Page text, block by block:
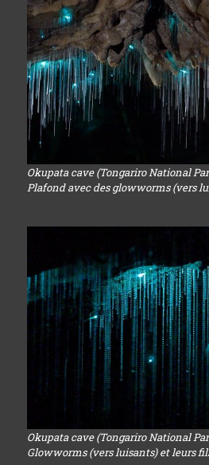
Okupata cave (Tongariro National
Plafond avec des glowworms (vers
Okupata cave (Tongariro National
Glowworms (vers luisants) et leurs